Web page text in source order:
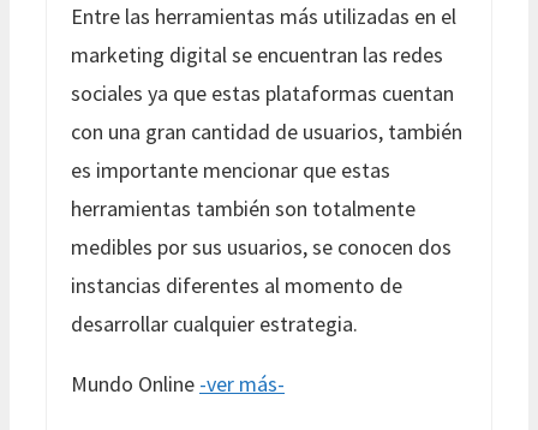
Entre las herramientas más utilizadas en el
marketing digital se encuentran las redes
sociales ya que estas plataformas cuentan
con una gran cantidad de usuarios, también
es importante mencionar que estas
herramientas también son totalmente
medibles por sus usuarios, se conocen dos
instancias diferentes al momento de
desarrollar cualquier estrategia.
Mundo Online -ver más-